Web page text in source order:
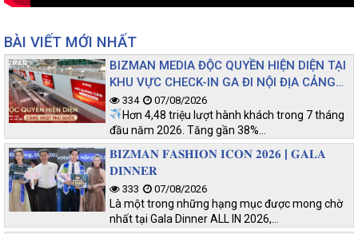
BÀI VIẾT MỚI NHẤT
BIZMAN MEDIA ĐỘC QUYỀN HIỆN DIỆN TẠI
KHU VỰC CHECK-IN GA ĐI NỘI ĐỊA CẢNG
HKQT PHÚ QUỐC
334 07/08/2026
Hơn 4,48 triệu lượt hành khách trong 7 tháng
đầu năm 2026. Tăng gần 38%…
𝐁𝐈𝐙𝐌𝐀𝐍 𝐅𝐀𝐒𝐇𝐈𝐎𝐍 𝐈𝐂𝐎𝐍 𝟐𝟎𝟐𝟔 | 𝐆𝐀𝐋𝐀
𝐃𝐈𝐍𝐍𝐄𝐑
333 07/08/2026
Là một trong những hạng mục được mong chờ
nhất tại Gala Dinner ALL IN 2026,…